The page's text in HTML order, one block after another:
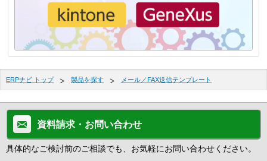
ERPナビ トップ 製品を探す メール／FAX送信テンプレート
資料請求・お問い合わせ
具体的なご検討前のご相談でも、お気軽にお問い合わせください。